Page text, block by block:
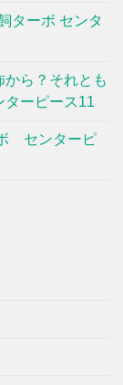
ターボ センタ
ら？それとも
ーピース11
センターピ